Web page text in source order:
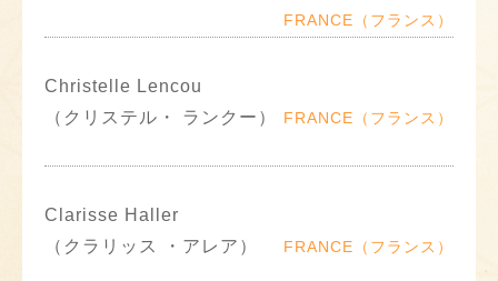
FRANCE（フランス）
Christelle Lencou
（クリステル・ ランクー）
FRANCE（フランス）
Clarisse Haller
（クラリッス ・アレア）
FRANCE（フランス）